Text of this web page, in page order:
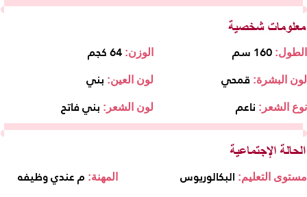
الوزن: 64 كجم الطول: 160 سم
لون العين: بني لون البشرة: قمحي
لون الشعر: بني فاتح نوع الشعر: ناعم
المهنة: م عندي وظيفه مستوى التعليم: البكالوريوس